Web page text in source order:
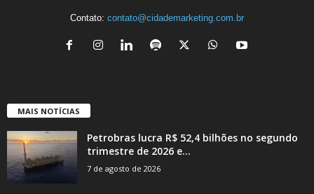
Contato: contato@cidademarketing.com.br
MAIS NOTÍCIAS
Petrobras lucra R$ 52,4 bilhões no segundo
trimestre de 2026 e...
7 de agosto de 2026